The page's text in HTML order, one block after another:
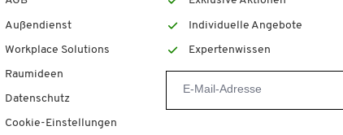
Außendienst
Workplace Solutions
Raumideen
Datenschutz
Cookie-Einstellungen
Individuelle Angebote
Expertenwissen